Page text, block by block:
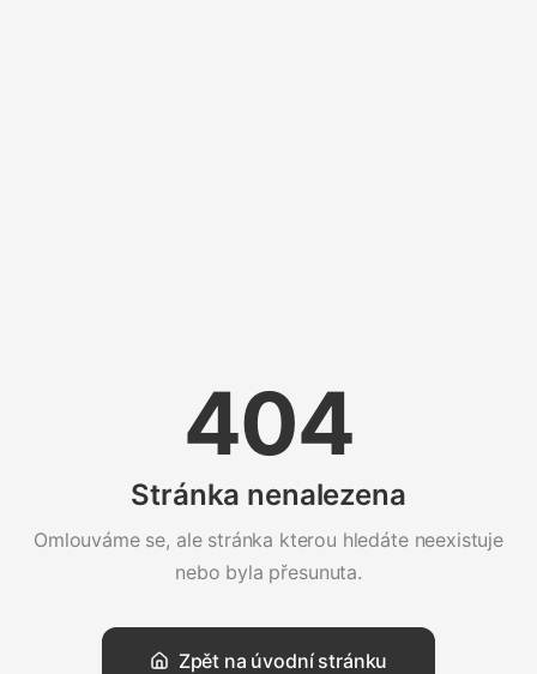
404
Stránka nenalezena
Omlouváme se, ale stránka kterou hledáte neexistuje
nebo byla přesunuta.
Zpět na úvodní stránku